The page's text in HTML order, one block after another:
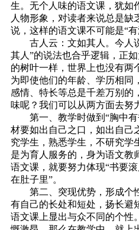
生。无个人味的语文课，犹如
人物形象，对读者来说总是缺
说，这样的语文课不可能是“有
古人云：文如其人。今人
其人”的说法也合乎逻辑，正
的树叶一样，世界上也没有两
为即使他们的年龄、学历相同
感情、特长等总是千差万别的
味呢？我们可以从两方面去努
第一、教学时做到“胸中有
材要如出自己之口，如出自己
究学生，熟悉学生，不研究学
是为育人服务的，身为语文教
语文课，就要努力体现“书要
在肚子里”。
第二、突现优势，形成个
有自己的长处和短处，扬长避
语文课上显出与众不同的个性